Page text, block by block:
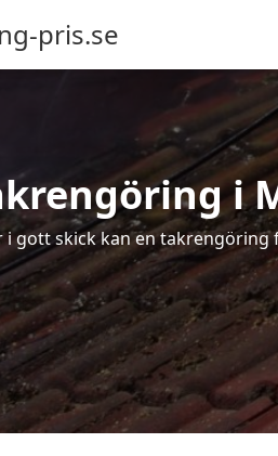
pris.se
i
i gott skick kan en